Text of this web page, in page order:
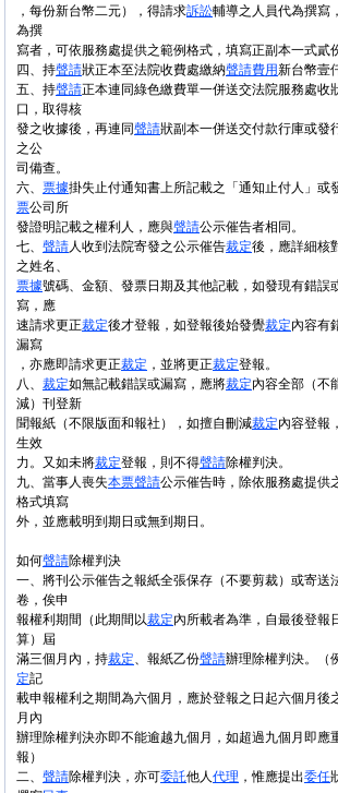
，每份新台幣二元），得請求訴訟輔導之人員代為撰寫
為撰
寫者，可依服務處提供之範例格式，填寫正副本一式貳
四、持聲請狀正本至法院收費處繳納聲請費用新台幣壹
五、持聲請正本連同綠色繳費單一併送交法院服務處收
口，取得核
發之收據後，再連同聲請狀副本一併送交付款行庫或發
之公
司備查。
六、 票據掛失止付通知書上所記載之「通知止付人」或
票公司所
發證明記載之權利人，應與聲請公示催告者相同。
七、 聲請人收到法院寄發之公示催告裁定後，應詳細核
之姓名、
票據號碼、金額、發票日期及其他記載，如發現有錯誤
寫，應
速請求更正裁定後才登報，如登報後始發覺裁定內容有
漏寫
，亦應即請求更正裁定 ，並將更正裁定登報。
八、 裁定如無記載錯誤或漏寫，應將裁定內容全部（不
減）刊登新
聞報紙（不限版面和報社），如擅自刪減裁定內容登報
生效
力。又如未將裁定登報，則不得聲請除權判決。
九、當事人喪失本票聲請公示催告時，除依服務處提供
格式填寫
外，並應載明到期日或無到期日。
如何聲請除權判決
一、將刊公示催告之報紙全張保存（不要剪裁）或寄送
卷，俟申
報權利期間（此期間以裁定內所載者為準，自最後登報
算）屆
滿三個月內，持裁定、報紙乙份聲請辦理除權判決。（
定記
載申報權利之期間為六個月，應於登報之日起六個月後
月內
辦理除權判決亦即不能逾越九個月，如超過九個月即應
報）
二、 聲請除權判決，亦可委託他人代理 ，惟應提出委任